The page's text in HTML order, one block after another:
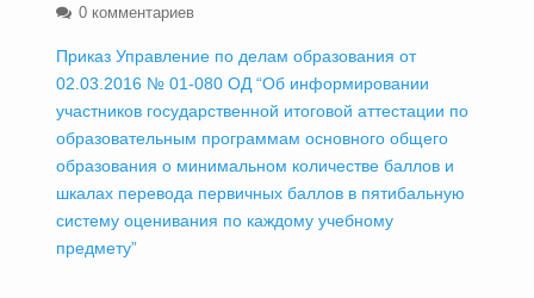
0 комментариев
Приказ Управление по делам образования от
02.03.2016 № 01-080 ОД “Об информировании
участников государственной итоговой аттестации по
образовательным программам основного общего
образования о минимальном количестве баллов и
шкалах перевода первичных баллов в пятибальную
систему оценивания по каждому учебному
предмету”